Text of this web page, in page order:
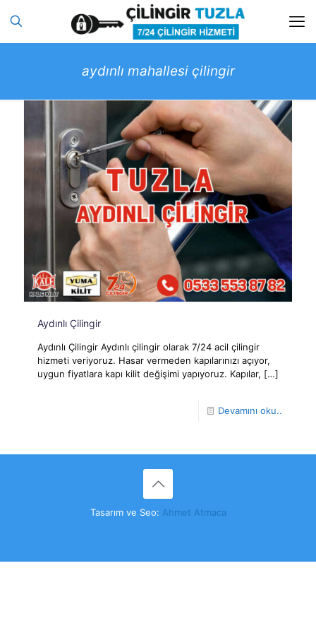
aydınlı mahallesi çilingir
Aydınlı Çilingir
Aydınlı Çilingir Aydınlı çilingir olarak 7/24 acil çilingir
hizmeti veriyoruz. Hasar vermeden kapılarınızı açıyor,
uygun fiyatlara kapı kilit değişimi yapıyoruz. Kapılar, […]
Devamını oku..
Tasarım ve Seo: Ahmet Atmaca